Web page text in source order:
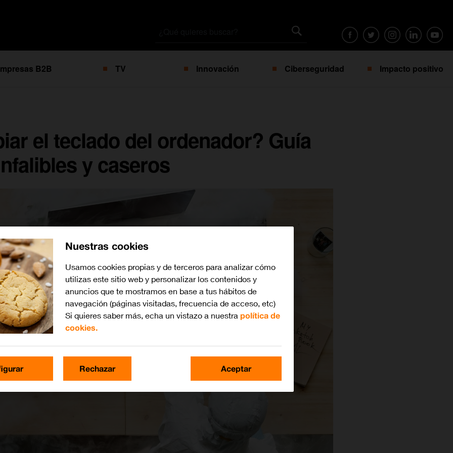
B2B TV Innovación Ciberseguridad Impacto positivo
el teclado del ordenador? Guía
y caseros
Nuestras cookies
Usamos cookies propias y de terceros para analizar cómo
utilizas este sitio web y personalizar los contenidos y
anuncios que te mostramos en base a tus hábitos de
navegación (páginas visitadas, frecuencia de acceso, etc)
Si quieres saber más, echa un vistazo a nuestra política de
cookies.
Rechazar Aceptar